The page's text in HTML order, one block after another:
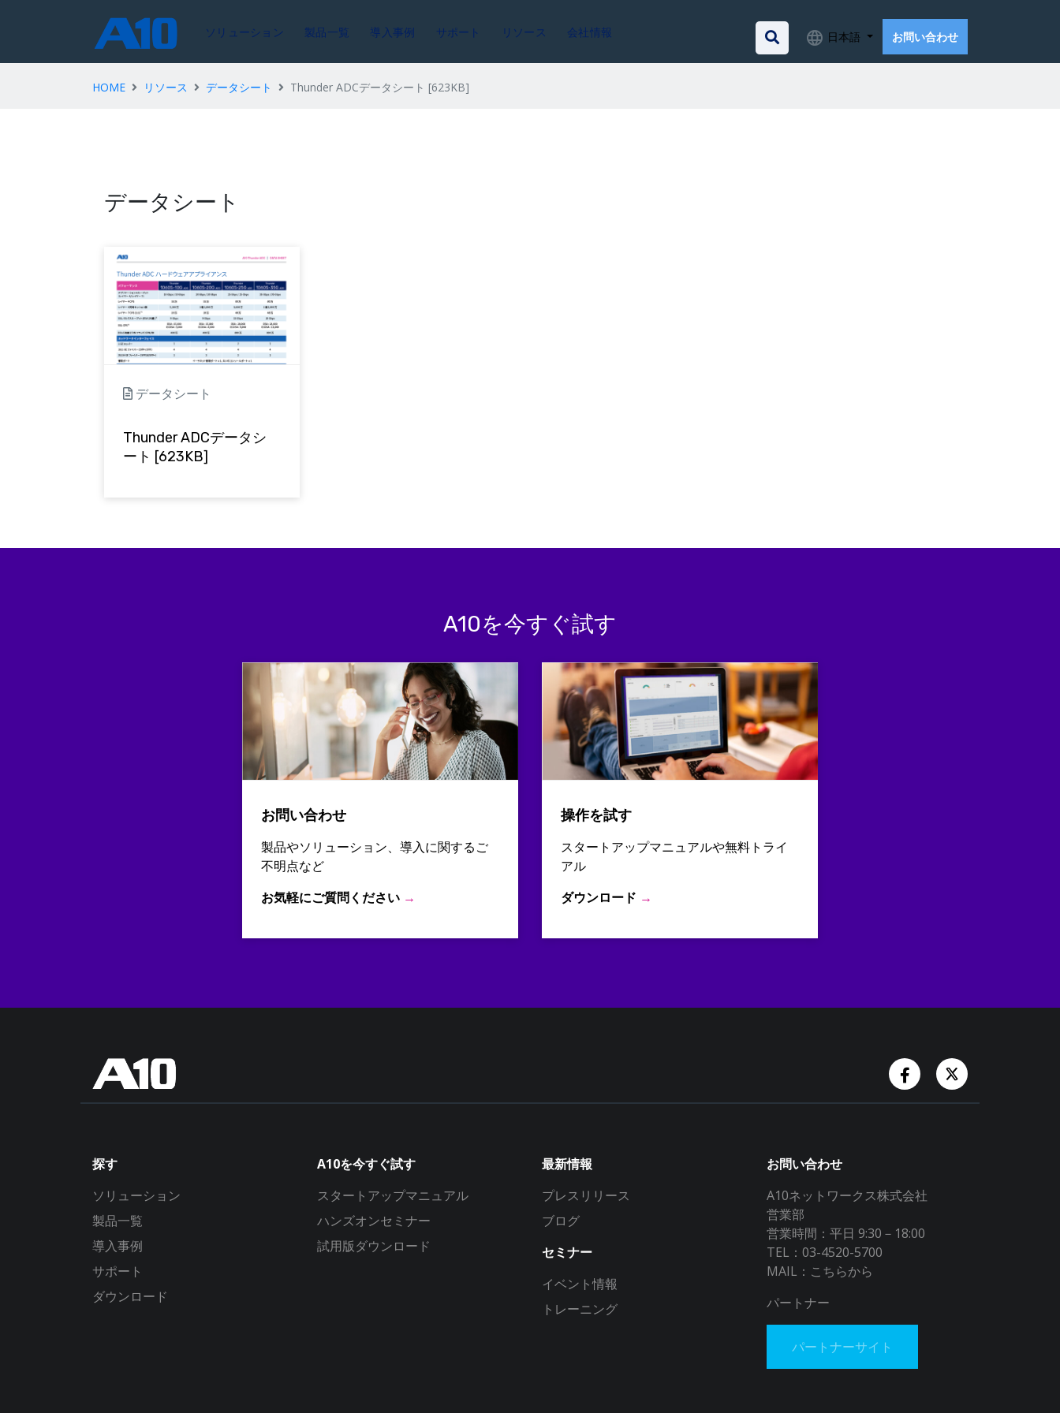
ソリューション 製品一覧 導入事例 サポート リソース 会社情報 日本語 お問い合わせ
HOME リソース データシート Thunder ADCデータシート [623KB]
データシート
データシート
Thunder ADCデータシ
ート [623KB]
A10を今すぐ試す
お問い合わせ
製品やソリューション、導入に関するご
不明点など
お気軽にご質問ください →
操作を試す
スタートアップマニュアルや無料トライ
アル
ダウンロード →
Facebook Account
Twitter Account
探す
ソリューション
製品一覧
導入事例
サポート
ダウンロード
A10を今すぐ試す
スタートアップマニュアル
ハンズオンセミナー
試用版ダウンロード
最新情報
プレスリリース
ブログ
セミナー
イベント情報
トレーニング
お問い合わせ
A10ネットワークス株式会社
営業部
営業時間：平日 9:30－18:00
TEL：03-4520-5700
MAIL： こちらから
パートナー
パートナーサイト